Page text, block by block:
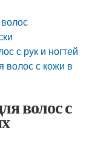
с рук и ногтей
волос с кожи в
волос с